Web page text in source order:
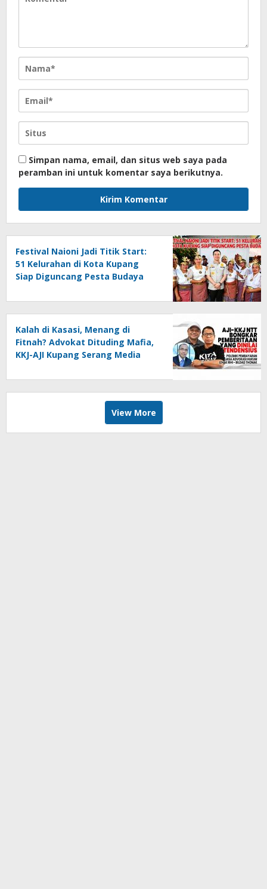
Simpan nama, email, dan situs web saya pada
peramban ini untuk komentar saya berikutnya.
Festival Naioni Jadi Titik Start:
51 Kelurahan di Kota Kupang
Siap Diguncang Pesta Budaya
Kalah di Kasasi, Menang di
Fitnah? Advokat Dituding Mafia,
KKJ-AJI Kupang Serang Media
View More